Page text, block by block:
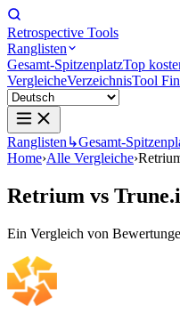
Retrospective Tools
Ranglisten
Gesamt-SpitzenplatzTop
VergleicheVerzeichnisTool
Ranglisten ↳Gesamt-
Home›Alle Vergleiche›
Retrium vs
Ein Vergleich von